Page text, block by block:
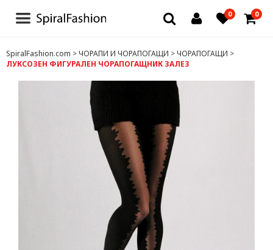
0 0
БЛУЗИ И РОКЛИ
БЕЛЬО
ЧОРАПИ И ЧОРАПОГАЩИ
SpiralFashion.com >ЧОРАПИ И ЧОРАПОГАЩИ >ЧОРАПОГАЩИ >
ЛУКСОЗЕН ФИГУРАЛЕН ЧОРАПОГАЩНИК ЗАЛЕЗ